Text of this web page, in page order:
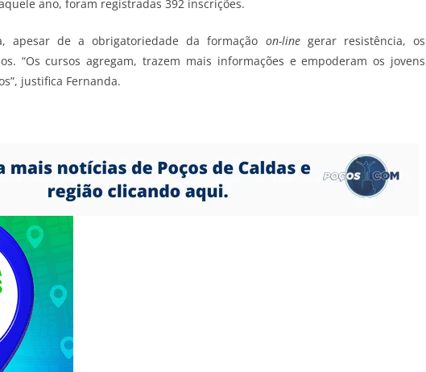
ano, foram registradas 392 inscrições.
apesar de a obrigatoriedade da formação on-linegerar resistência, os
“Os cursos agregam, trazem mais informações e empoderam os jovens
justifica Fernanda.